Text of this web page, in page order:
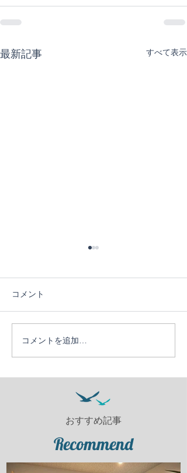
最新記事 すべて表示
６日目！
コメント
コメントを追加…
おすすめ記事
Recommend